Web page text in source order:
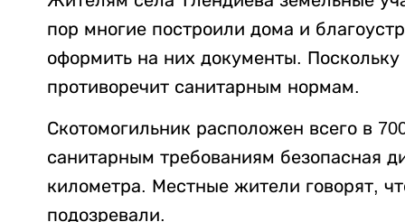
пор многие построили дома и
оформить на них документы.
противоречит санитарным нормам.
Скотомогильник расположен всего в
санитарным требованиям безопасная
километра. Местные жители говорят,
подозревали.